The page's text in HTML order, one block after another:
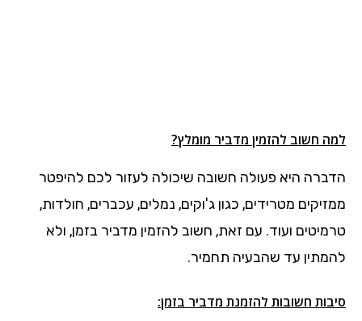
למה חשוב להזמין מדביר מומלץ?
הדברה היא פעולה חשובה שיכולה לעזור לכם להיפטר
ממזיקים מטרידים, כגון ג'וקים, נמלים, עכברים, חולדות,
טרמיטים ועוד. עם זאת, חשוב להזמין מדביר בזמן, ולא
להמתין עד שהבעיה תחמיר.
סיבות חשובות להזמנת מדביר בזמן: